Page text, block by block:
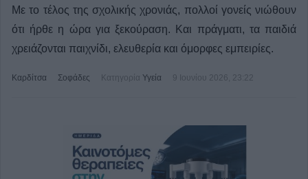
Με το τέλος της σχολικής χρονιάς, πολλοί γονείς νιώθουν
ότι ήρθε η ώρα για ξεκούραση. Και πράγματι, τα παιδιά
χρειάζονται παιχνίδι, ελευθερία και όμορφες εμπειρίες.
Καρδίτσα Σοφάδες Κατηγορία Υγεία 9 Ιουνίου 2026, 23:22